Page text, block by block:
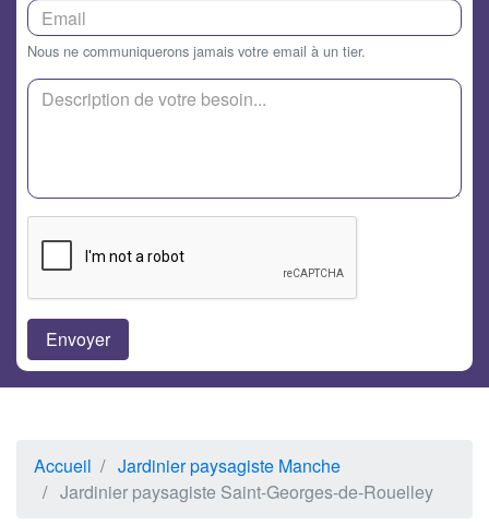
Nous ne communiquerons jamais votre email à un tier.
Accueil
Jardinier paysagiste Manche
Jardinier paysagiste Saint-Georges-de-Rouelley